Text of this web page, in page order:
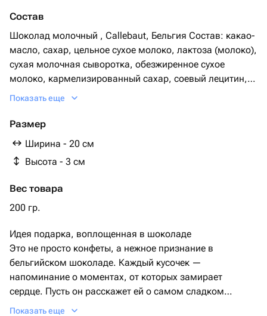
Состав
Шоколад молочный , Callebaut, Бельгия Состав: какао-
масло, сахар, цельное сухое молоко, лактоза (молоко),
сухая молочная сыворотка, обезжиренное сухое
молоко, кармелизированный сахар, соевый лецитин,
натуральный экстракт ванили, соль
(33.6%) тертое какао, сухое цельное молоко, сахар,
Callebaut (Бельгия): сахар, масло какао (27,4%), сухое
цельное молоко, эмульгатор: соевый лецитин,
Розовый шоколад Callebaut (Бельгия): сахар, масло
какао (30,1%), сухое цельное молоко, эмульгатор
натуральный ароматизатор ваниль.
Украшения (посыпки): шары сахарные,шары из
молочного шоколада
Callebaut
Показать еще
Размер
Ширина - 20 см
Высота - 3 см
Вес товара
200 гр.
Идея подарка, воплощенная в шоколаде
Это не просто конфеты, а нежное признание в
бельгийском шоколаде. Каждый кусочек —
напоминание о моментах, от которых замирает
сердце. Пусть он расскажет ей о самом сладком
чувстве — вашей любви. Порадуйте себя !
Показать еще